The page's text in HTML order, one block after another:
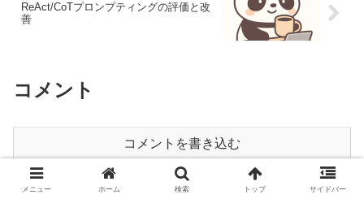
ReAct/CoTプロンプティングの評価と改
善
コメント
コメントを書き込む
ホーム Tech
メニュー ホーム 検索 トップ サイドバー